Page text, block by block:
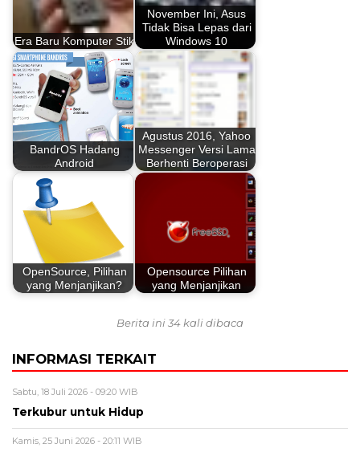
Era Baru Komputer Stik
November Ini, Asus
Tidak Bisa Lepas dari
Windows 10
BandrOS Hadang
Android
Agustus 2016, Yahoo
Messenger Versi Lama
Berhenti Beroperasi
OpenSource, Pilihan
yang Menjanjikan?
Opensource Pilihan
yang Menjanjikan
Berita ini 34 kali dibaca
INFORMASI TERKAIT
Sabtu, 18 Juli 2026 - 09:20 WIB
Terkubur untuk Hidup
Kamis, 25 Juni 2026 - 20:11 WIB